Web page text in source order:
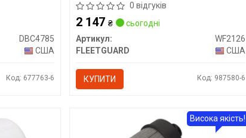
DBC4785
США
Код: 677763-6
0 відгуків
2 147₴
сьогодні
Артикул:
WF2126
FLEETGUARD
США
КУПИТИ Код: 987580-6
Висока якість!